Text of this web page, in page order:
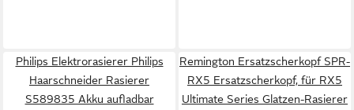
Philips Elektrorasierer Philips
Haarschneider Rasierer
S589835 Akku aufladbar
Remington Ersatzscherkopf SPR-
RX5 Ersatzscherkopf, für RX5
Ultimate Series Glatzen-Rasierer